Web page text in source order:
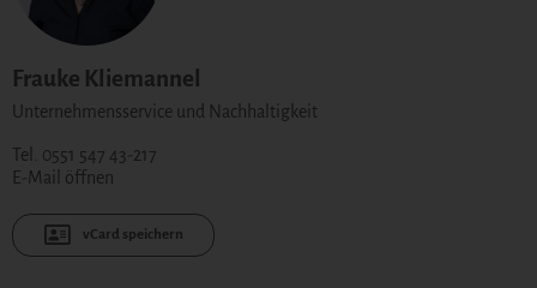
Frauke Kliemannel
Unternehmensservice und Nachhaltigkeit
Tel. 0551 547 43-217
E-Mail öffnen
vCard speichern